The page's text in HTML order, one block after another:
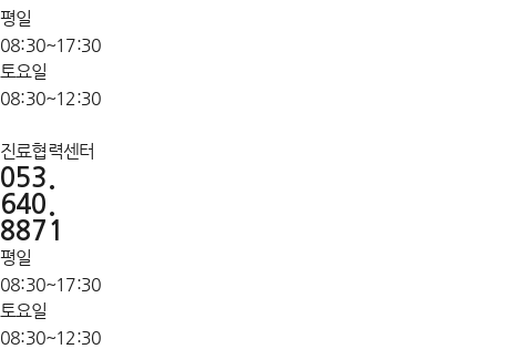
평일
08:30~17:30
토요일
08:30~12:30
진료협력센터
053.
640.
8871
평일
08:30~17:30
토요일
08:30~12:30